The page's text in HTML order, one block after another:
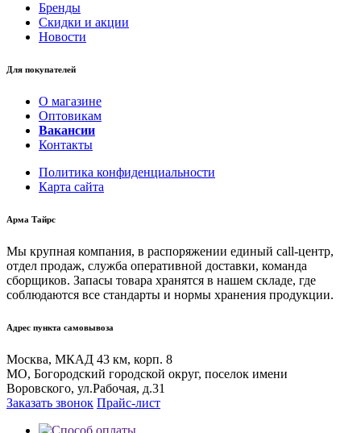
Бренды
Скидки и акции
Новости
Для покупателей
О магазине
Оптовикам
Вакансии
Контакты
Политика конфиденциальности
Карта сайта
Арма Тайрс
Мы крупная компания, в распоряжении единый call-центр,
отдел продаж, служба оперативной доставки, команда
сборщиков. Запасы товара хранятся в нашем складе, где
соблюдаются все стандарты и нормы хранения продукции.
Адрес пункта самовывоза
Москва, МКАД 43 км, корп. 8
МО, Богородский городской округ, поселок имени
Воровского, ул.Рабочая, д.31
Заказать звонок Прайс-лист